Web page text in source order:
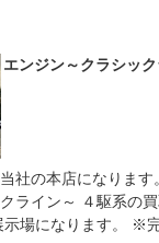
エンジン～クラシッ
社の本店になります
ライン～ ４駆系の
示場になります。 ※